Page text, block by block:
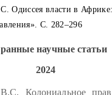
Одиссея власти в Африке:
С. 282–296
научные статьи
2024
Колониальное